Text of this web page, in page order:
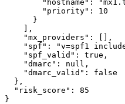
"hostname":
        "priority": 10
      }
    ],
    "mx_providers": [],
"spf": "v=spf1
    "spf_valid": true,
    "dmarc": null,
    "dmarc_valid": false
  },
  "risk_score": 85
}